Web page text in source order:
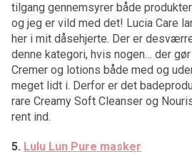
tilgang gennemsyrer både
og jeg er vild med det! Lucia Care
her i mit dåsehjerte. Der er
denne kategori, hvis nogen… der
Cremer og lotions både med og
meget lidt i. Derfor er det
rare Creamy Soft Cleanser og
rent ind.
5. Lulu Lun Pure masker